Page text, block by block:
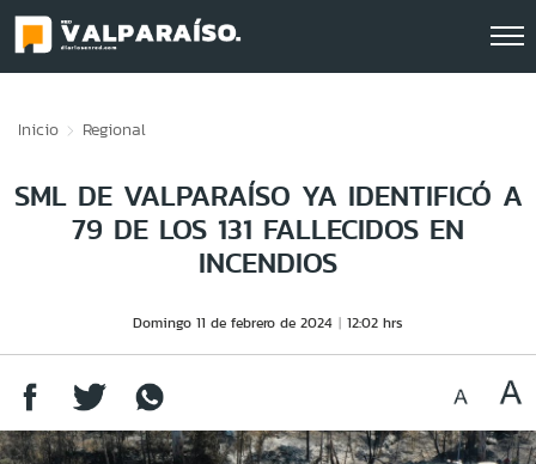
Inicio Regional
SML DE VALPARAÍSO YA IDENTIFICÓ A
79 DE LOS 131 FALLECIDOS EN
INCENDIOS
Domingo 11 de febrero de 2024 12:02 hrs